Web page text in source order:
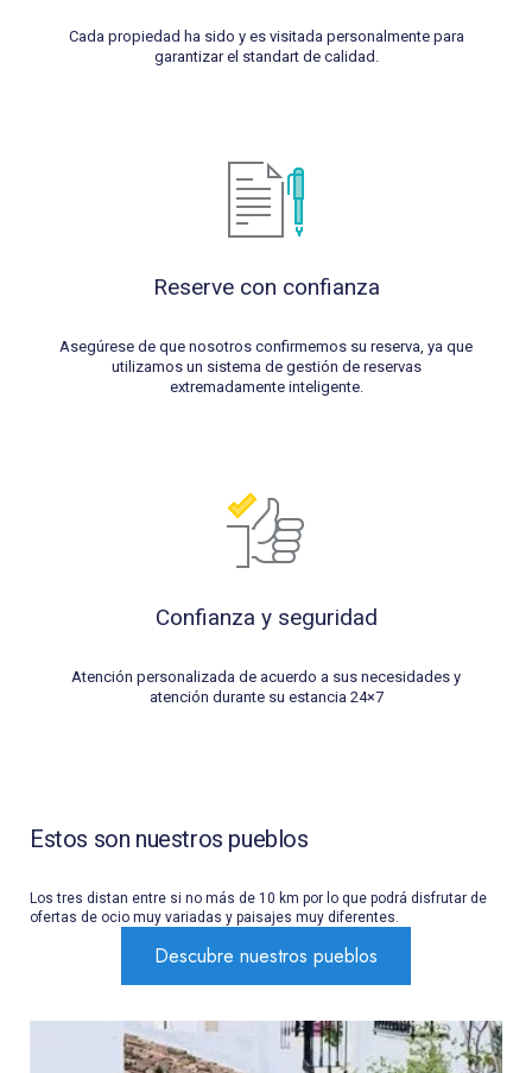
Cada propiedad ha sido y es visitada personalmente para
garantizar el standart de calidad.
Reserve con confianza
Asegúrese de que nosotros confirmemos su reserva, ya que
utilizamos un sistema de gestión de reservas
extremadamente inteligente.
Confianza y seguridad
Atención personalizada de acuerdo a sus necesidades y
atención durante su estancia 24×7
Estos son nuestros pueblos
Los tres distan entre si no más de 10 km por lo que podrá disfrutar de
ofertas de ocio muy variadas y paisajes muy diferentes.
Descubre nuestros pueblos